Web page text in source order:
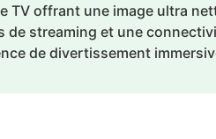
TV offrant une image ultra
de streaming et une
de divertissement